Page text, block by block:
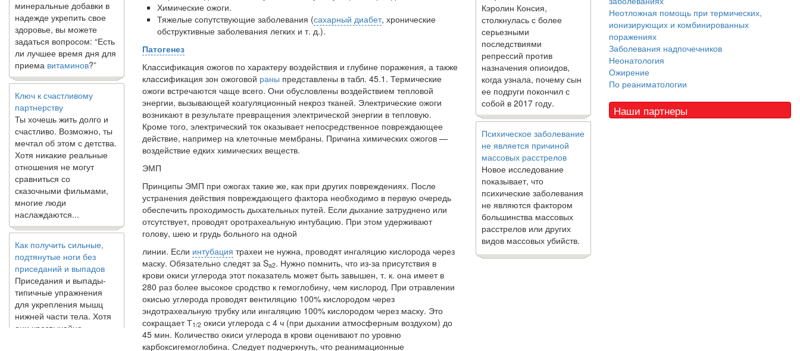
здоровье, вы можете
задаться вопросом: “Есть
ли лучшее время дня для
приемавитаминов?”
Ключ к счастливому
Ты хочешь жить долго и
счастливо. Возможно, ты
мечтал об этом с детства.
Хотя никакие реальные
отношения не могут
сравниться со
сказочными фильмами,
многие люди
наслаждаются...
Как получить сильные,
приседаний и выпадов
Приседания и выпады-
типичные упражнения
для укрепления мышц
нижней части тела. Хотя
они чрезвычайно
распространены, они не
Химические ожоги.
Тяжелые сопутствующие заболевания (сахарный диабет, хрониче­ские
обструктивные заболевания легких и т. д.).
Патогенез
Классификация ожогов по характеру воздействия и глубине пораже­ния, а также
классификация зон ожоговой раны представлены в табл. 45.1. Термические
ожоги встречаются чаще всего. Они обусловле­ны воздействием тепловой
энергии, вызывающей коагуляционный не­кроз тканей. Электрические ожоги
возникают в результате превраще­ния электрической энергии в тепловую.
Кроме того, электрический ток оказывает непосредственное повреждающее
действие, например на клеточные мембраны. Причина химических ожогов —
воздействие едких химических веществ.
ЭМП
Принципы ЭМП при ожогах такие же, как при других повреждениях. После
устранения действия повреждающего фактора необходимо в первую очередь
обеспечить проходимость дыхательных путей. Если дыхание затруднено или
отсутствует, проводят оротрахеальную инту­бацию. При этом удерживают
голову, шею и грудь больного на одной
линии. Если интубация трахеи не нужна, проводят ингаляцию кисло­рода через
маску. Обязательно следят за Sa2. Нужно помнить, что из-за присутствия в
крови окиси углерода этот показатель может быть завышен, т. к. она имеет в
280 раз более высокое сродство к гемоглоби­ну, чем кислород. При отравлении
окисью углерода проводят вентиля­цию 100% кислородом через
эндотрахеальную трубку или ингаляцию 100% кислородом через маску. Это
сокращает Т1/2 окиси углерода с 4 ч (при дыхании атмосферным воздухом) до
45 мин. Количество окиси углерода в крови оценивают по уровню
карбоксигемоглобина. Следует подчеркнуть, что реанимационные
Кэролин Консия,
столкнулась с более
серьезными
последствиями
репрессий против
назначения опиоидов,
когда узнала, почему сын
ее подруги покончил с
собой в 2017 году.
Психическое заболевание
не является причиной
массовых расстрелов
Новое исследование
показывает, что
психические заболевания
не являются фактором
большинства массовых
расстрелов или других
видов массовых убийств.
Неотложная помощь при термических,
ионизирующих и комбинированных
поражениях
Заболевания надпочечников
Неонатология
Ожирение
По реаниматологии
Наши партнеры